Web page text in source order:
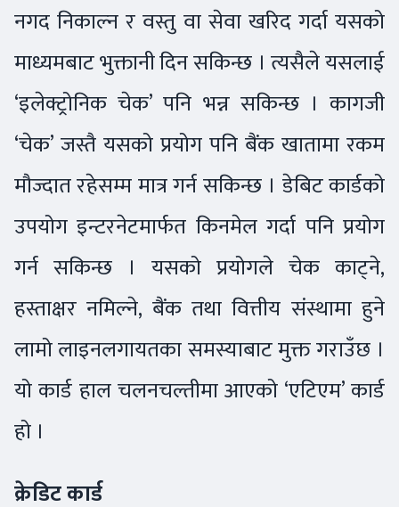
नगद निकाल्न र वस्तु वा सेवा खरिद गर्दा यसको
माध्यमबाट भुक्तानी दिन सकिन्छ । त्यसैले यसलाई
‘इलेक्ट्रोनिक चेक’ पनि भन्न सकिन्छ । कागजी
‘चेक’ जस्तै यसको प्रयोग पनि बैंक खातामा रकम
मौज्दात रहेसम्म मात्र गर्न सकिन्छ । डेबिट कार्डको
उपयोग इन्टरनेटमार्फत किनमेल गर्दा पनि प्रयोग
गर्न सकिन्छ । यसको प्रयोगले चेक काट्ने,
हस्ताक्षर नमिल्ने, बैंक तथा वित्तीय संस्थामा हुने
लामो लाइनलगायतका समस्याबाट मुक्त गराउँछ ।
यो कार्ड हाल चलनचल्तीमा आएको ‘एटिएम’ कार्ड
हो ।
क्रेडिट कार्ड